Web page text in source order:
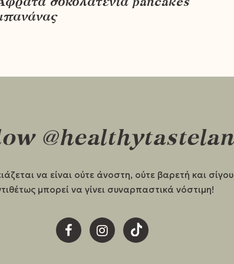
να είναι ούτε άνοστη, ούτε βαρετή και
μπορεί να γίνει συναρπαστικά νόστιμη!